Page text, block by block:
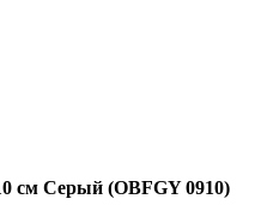
см Серый (OBFGY 0910)